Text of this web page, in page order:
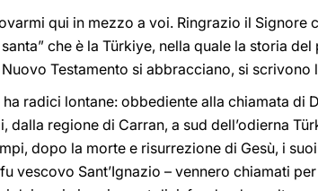
qui in mezzo a voi. Ringrazio il
che è la Türkiye, nella quale la storia
Nuovo Testamento si abbracciano, si
radici lontane: obbediente alla chiamata di
dalla regione di Carran, a sud dell’odierna
dopo la morte e risurrezione di Gesù, i
vescovo Sant’Ignazio – vennero chiamati